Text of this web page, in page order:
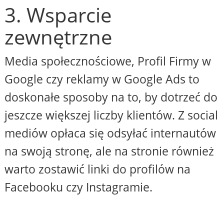
3. Wsparcie
zewnętrzne
Media społecznościowe, Profil Firmy w
Google czy reklamy w Google Ads to
doskonałe sposoby na to, by dotrzeć do
jeszcze większej liczby klientów. Z social
mediów opłaca się odsyłać internautów
na swoją stronę, ale na stronie również
warto zostawić linki do profilów na
Facebooku czy Instagramie.